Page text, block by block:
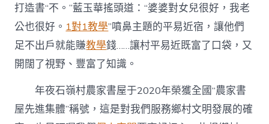
打造書“不。”藍玉華搖頭道：“婆婆對女兒很好，我老
公也很好。 1對1教學”噴鼻主題的平易近宿，讓他們
足不出戶就能賺教學錢……讓村平易近既富了口袋，又
開闊了視野、豐富了知識。
年夜石嶺村農家書屋于2020年榮獲全國“農家書
屋先進集體”稱號，這是對我們服務鄉村文明發展的確